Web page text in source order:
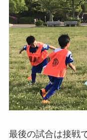
最後の試合は接戦